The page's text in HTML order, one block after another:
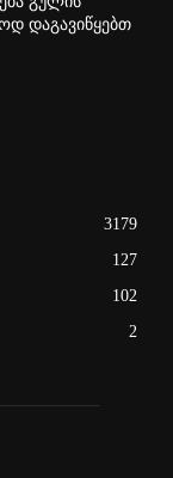
დაგავიწყებთ
3179
127
102
2